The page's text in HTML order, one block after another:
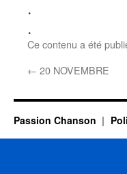
.
.
Ce contenu a été
← 20 NOVEMBRE
Passion Chanson